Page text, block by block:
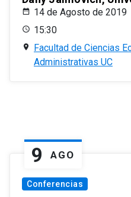
14 de Agosto de 2019
15:30
Facultad de Ciencias
Administrativas UC
9 AGO
Conferencias